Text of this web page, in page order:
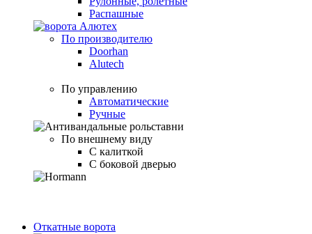
Распашные
По производителю
Doorhan
Alutech
По управлению
Автоматические
Ручные
По внешнему виду
С калиткой
С боковой дверью
Откатные ворота